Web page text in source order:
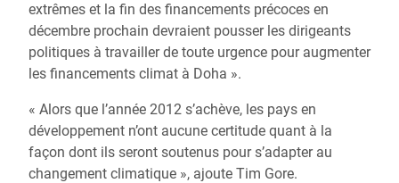
extrêmes et la fin des financements précoces en
décembre prochain devraient pousser les dirigeants
politiques à travailler de toute urgence pour augmenter
les financements climat à Doha ».
« Alors que l’année 2012 s’achève, les pays en
développement n’ont aucune certitude quant à la
façon dont ils seront soutenus pour s’adapter au
changement climatique », ajoute Tim Gore.